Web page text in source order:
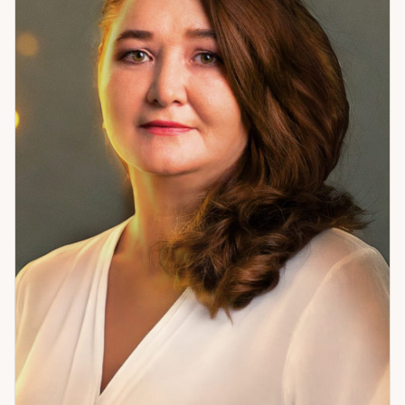
ситуация запуталась — я помогу в ней разобраться.